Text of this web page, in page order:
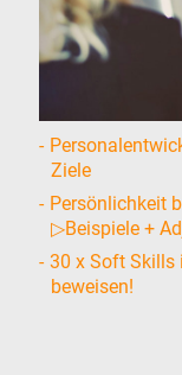
Ziele
Persönlichkeit
▷Beispiele +
30 x Soft Skills
beweisen!